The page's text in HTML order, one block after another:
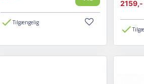
Tilgængelig
2159,-